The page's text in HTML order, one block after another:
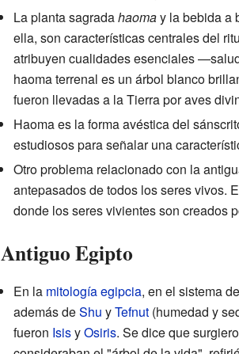
La planta sagradahaomay la bebida a
ella, son características centrales del
atribuyen cualidades esenciales
haoma terrenal es un árbol blanco
fueron llevadas a la Tierra por aves
Haoma es la forma avéstica del
estudiosos para señalar una
Otro problema relacionado con la
antepasados de todos los seres vivos.
donde los seres vivientes son creados
Antiguo Egipto
En la mitología egipcia, en el sistema
además deShu yTefnut(humedad y
fueron IsisyOsiris. Se dice que